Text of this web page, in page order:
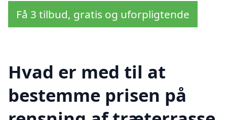
Få 3 tilbud, gratis og uforpligtende
Hvad er med til at
bestemme prisen på